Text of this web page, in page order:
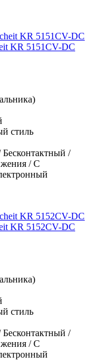
KR 5151CV-DC
стиль
/
/ С
KR 5152CV-DC
стиль
/
/ С